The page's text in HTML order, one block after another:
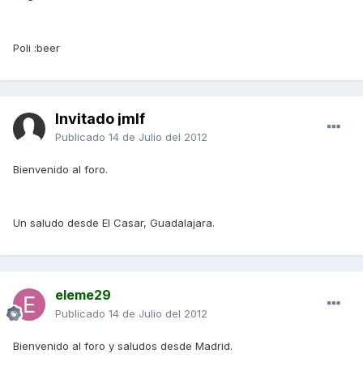
Poli :beer
Invitado jmlf
Publicado 14 de Julio del 2012
Bienvenido al foro.
Un saludo desde El Casar, Guadalajara.
eleme29
Publicado 14 de Julio del 2012
Bienvenido al foro y saludos desde Madrid.